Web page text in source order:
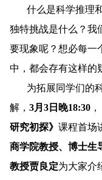
什么是科学推理
独特挑战是什么？我
要现象呢？想必每一
中，都会存有这样的
为拓展同学们的
解， 3月 3日晚18:30，
研究初探》 课程首场
商学院教授、博士生
教授贾良定为大家介